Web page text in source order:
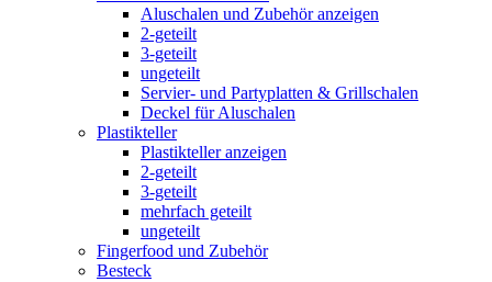
Aluschalen und Zubehör anzeigen
2-geteilt
3-geteilt
ungeteilt
Servier- und Partyplatten & Grillschalen
Deckel für Aluschalen
Plastikteller
Plastikteller anzeigen
2-geteilt
3-geteilt
mehrfach geteilt
ungeteilt
Fingerfood und Zubehör
Besteck